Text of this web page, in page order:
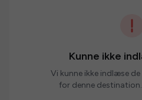
Kunne ikke
Vi kunne ikke indlæse
for denne destination.